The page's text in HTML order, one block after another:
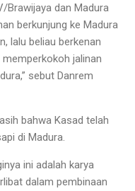
Brawijaya dan Madura
berkunjung ke Madura
lalu beliau berkenan
jalinan
sebut Danrem
bahwa Kasad telah
di Madura.
ini adalah karya
dalam pembinaan